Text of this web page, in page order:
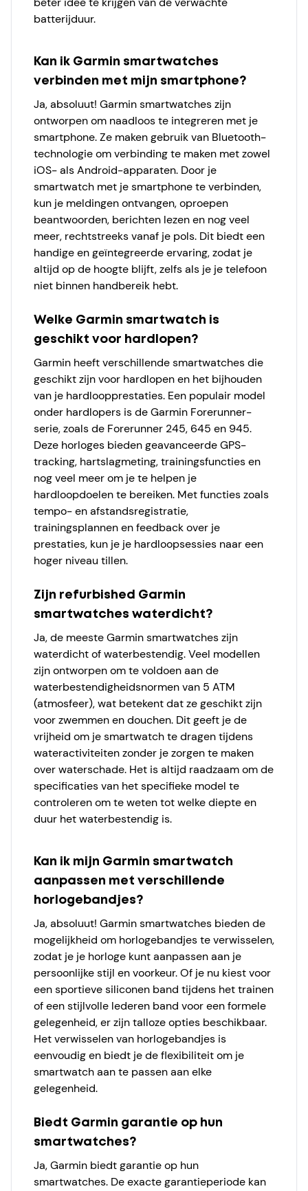
batterijduur.
Kan ik Garmin smartwatches
verbinden met mijn smartphone?
Ja, absoluut! Garmin smartwatches zijn
ontworpen om naadloos te integreren met je
smartphone. Ze maken gebruik van Bluetooth-
technologie om verbinding te maken met zowel
iOS- als Android-apparaten. Door je
smartwatch met je smartphone te verbinden,
kun je meldingen ontvangen, oproepen
beantwoorden, berichten lezen en nog veel
meer, rechtstreeks vanaf je pols. Dit biedt een
handige en geïntegreerde ervaring, zodat je
altijd op de hoogte blijft, zelfs als je je telefoon
niet binnen handbereik hebt.
Welke Garmin smartwatch is
geschikt voor hardlopen?
Garmin heeft verschillende smartwatches die
geschikt zijn voor hardlopen en het bijhouden
van je hardloopprestaties. Een populair model
onder hardlopers is de Garmin Forerunner-
serie, zoals de Forerunner 245, 645 en 945.
Deze horloges bieden geavanceerde GPS-
tracking, hartslagmeting, trainingsfuncties en
nog veel meer om je te helpen je
hardloopdoelen te bereiken. Met functies zoals
tempo- en afstandsregistratie,
trainingsplannen en feedback over je
prestaties, kun je je hardloopsessies naar een
hoger niveau tillen.
Zijn refurbished Garmin
smartwatches waterdicht?
Ja, de meeste Garmin smartwatches zijn
waterdicht of waterbestendig. Veel modellen
zijn ontworpen om te voldoen aan de
waterbestendigheidsnormen van 5 ATM
(atmosfeer), wat betekent dat ze geschikt zijn
voor zwemmen en douchen. Dit geeft je de
vrijheid om je smartwatch te dragen tijdens
wateractiviteiten zonder je zorgen te maken
over waterschade. Het is altijd raadzaam om de
specificaties van het specifieke model te
controleren om te weten tot welke diepte en
duur het waterbestendig is.
Kan ik mijn Garmin smartwatch
aanpassen met verschillende
horlogebandjes?
Ja, absoluut! Garmin smartwatches bieden de
mogelijkheid om horlogebandjes te verwisselen,
zodat je je horloge kunt aanpassen aan je
persoonlijke stijl en voorkeur. Of je nu kiest voor
een sportieve siliconen band tijdens het trainen
of een stijlvolle lederen band voor een formele
gelegenheid, er zijn talloze opties beschikbaar.
Het verwisselen van horlogebandjes is
eenvoudig en biedt je de flexibiliteit om je
smartwatch aan te passen aan elke
gelegenheid.
Biedt Garmin garantie op hun
smartwatches?
Ja, Garmin biedt garantie op hun
smartwatches. De exacte garantieperiode kan